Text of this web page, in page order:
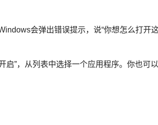
会弹出错误提示，说“你想怎么打开
启”，从列表中选择一个应用程序。你也可